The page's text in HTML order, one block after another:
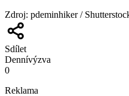
Zdroj: pdeminhiker /
Sdílet
Dennívýzva
0
Reklama